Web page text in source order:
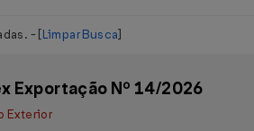
- [Limpar Busca]
Exportação Nº 14/2026
Exterior